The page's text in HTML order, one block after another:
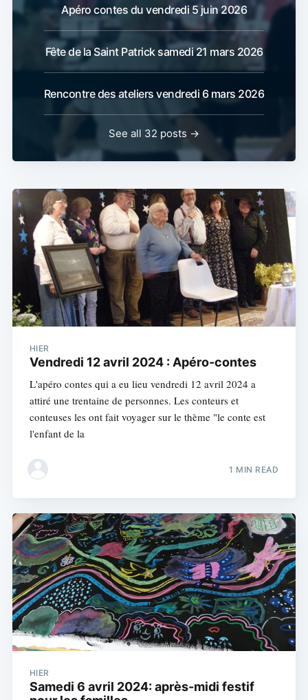
Apéro contes du vendredi 5 juin 2026
Fête de la Saint Patrick samedi 21 mars 2026
Rencontre des ateliers vendredi 6 mars 2026
See all 32 posts →
HIER
Vendredi 12 avril 2024 : Apéro-contes
L'apéro contes qui a eu lieu vendredi 12 avril 2024 a
attiré une trentaine de personnes. Les conteurs et
conteuses les ont fait voyager sur le thème "le conte est
l'enfant de la
1 MIN READ
HIER
Samedi 6 avril 2024: après-midi festif